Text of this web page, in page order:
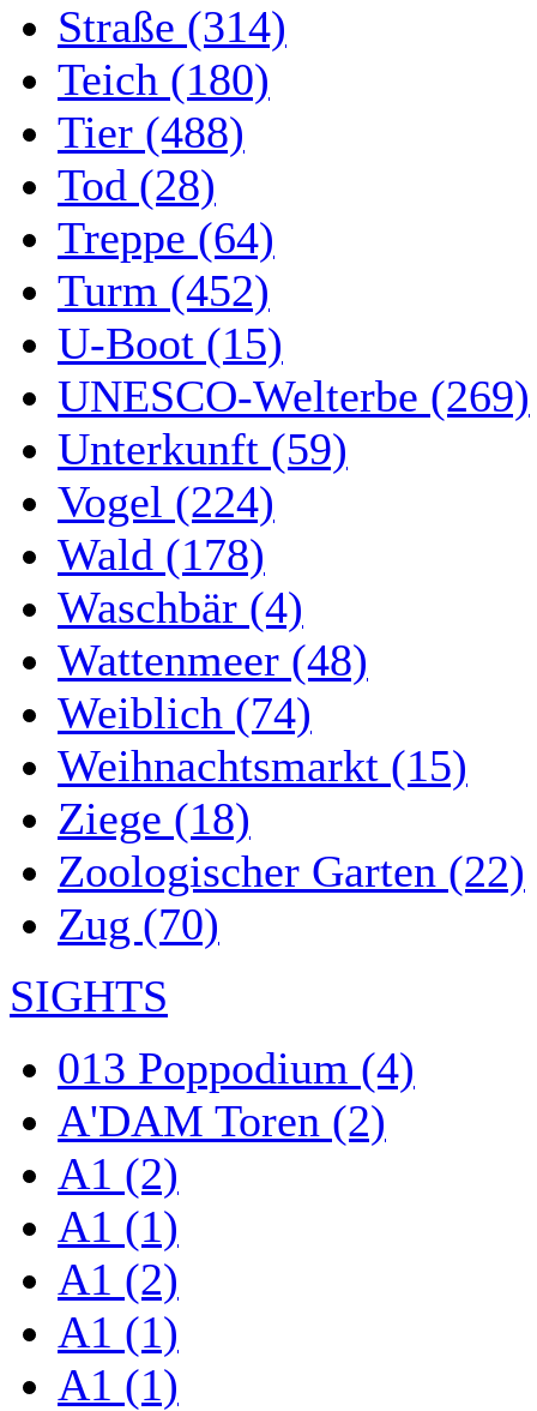
Straße (314)
Teich (180)
Tier (488)
Tod (28)
Treppe (64)
Turm (452)
U-Boot (15)
UNESCO-Welterbe (269)
Unterkunft (59)
Vogel (224)
Wald (178)
Waschbär (4)
Wattenmeer (48)
Weiblich (74)
Weihnachtsmarkt (15)
Ziege (18)
Zoologischer Garten (22)
Zug (70)
SIGHTS
013 Poppodium (4)
A'DAM Toren (2)
A1 (2)
A1 (1)
A1 (2)
A1 (1)
A1 (1)